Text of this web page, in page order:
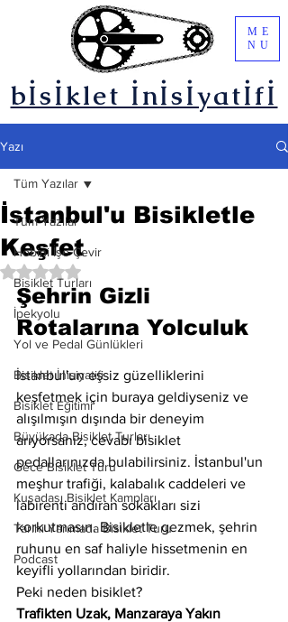
bİsİklet İnİsİyatİfİ
ME
NU
Yazı
Tüm Yazılar
Hobini İşe Çevir
Bisiklet Turları
İpekyolu
Yol ve Pedal Günlükleri
Bisiklet İnisiyatifi
Bisiklet Eğitimi
Büyükada Bisiklet Turları
Gece Bisiklet Turu
Kuşadası Bisiklet Kampları
Tarihi Yarımada Bisiklet Turu
Podcast
Tüm Yazılar
İstanbul'u Bisikletle
Keşfet
5 üzerinden NaN yıldız
Şehrin Gizli
Rotalarına Yolculuk
İstanbul'un eşsiz güzelliklerini
keşfetmek için buraya geldiyseniz ve
alışılmışın dışında bir deneyim
arıyorsanız, cevabı bisiklet
pedallarınızda bulabilirsiniz. İstanbul'un
meşhur trafiği, kalabalık caddeleri ve
labirenti andıran sokakları sizi
korkutmasın. Bisikletle gezmek, şehrin
ruhunu en saf haliyle hissetmenin en
keyifli yollarından biridir.
Peki neden bisiklet?
Trafikten Uzak, Manzaraya Yakın